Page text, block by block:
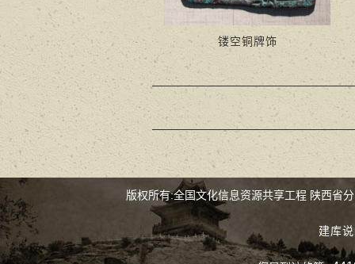
镂空铜牌饰
版权所有:全国文化信息资源共享工程 陕西省
建库